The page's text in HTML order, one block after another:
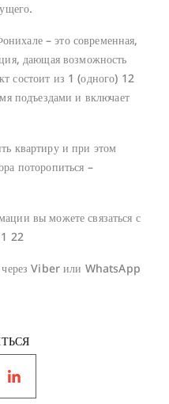
– это современная,
дающая возможность
состоит из 1 (одного) 12
подъездами и включает
квартиру и при этом
поторопиться –
вы можете связаться с
22
через Viber или WhatsApp